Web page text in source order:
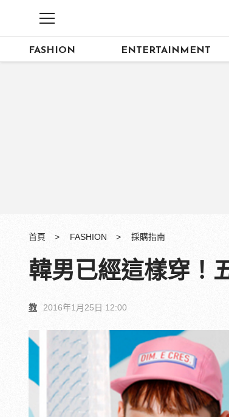
FASHION ENTERTAINMENT
首頁 FASHION 採購指南
韓男已經這樣穿！
教 2016年1月25日 12:00